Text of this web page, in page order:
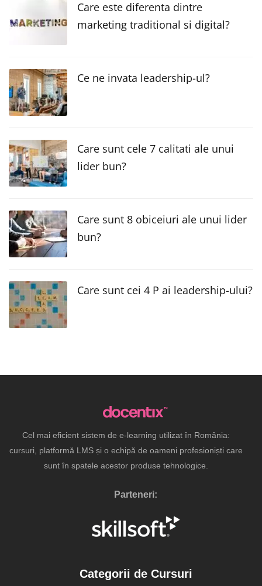
Care este diferenta dintre
marketing traditional si digital?
Ce ne invata leadership-ul?
Care sunt cele 7 calitati ale unui
lider bun?
Care sunt 8 obiceiuri ale unui lider
bun?
Care sunt cei 4 P ai leadership-ului?
Cel mai eficient sistem de e-learning utilizat în România:
cursuri, platformă LMS și o echipă de oameni profesioniști care
sunt în spatele acestor produse tehnologice.
Parteneri:
Categorii de Cursuri